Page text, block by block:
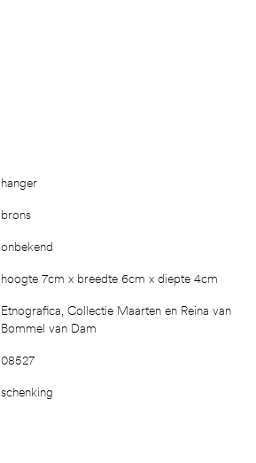
hanger
brons
onbekend
hoogte 7cm x breedte 6cm x diepte 4cm
Etnografica, Collectie Maarten en Reina van
Bommel van Dam
08527
schenking